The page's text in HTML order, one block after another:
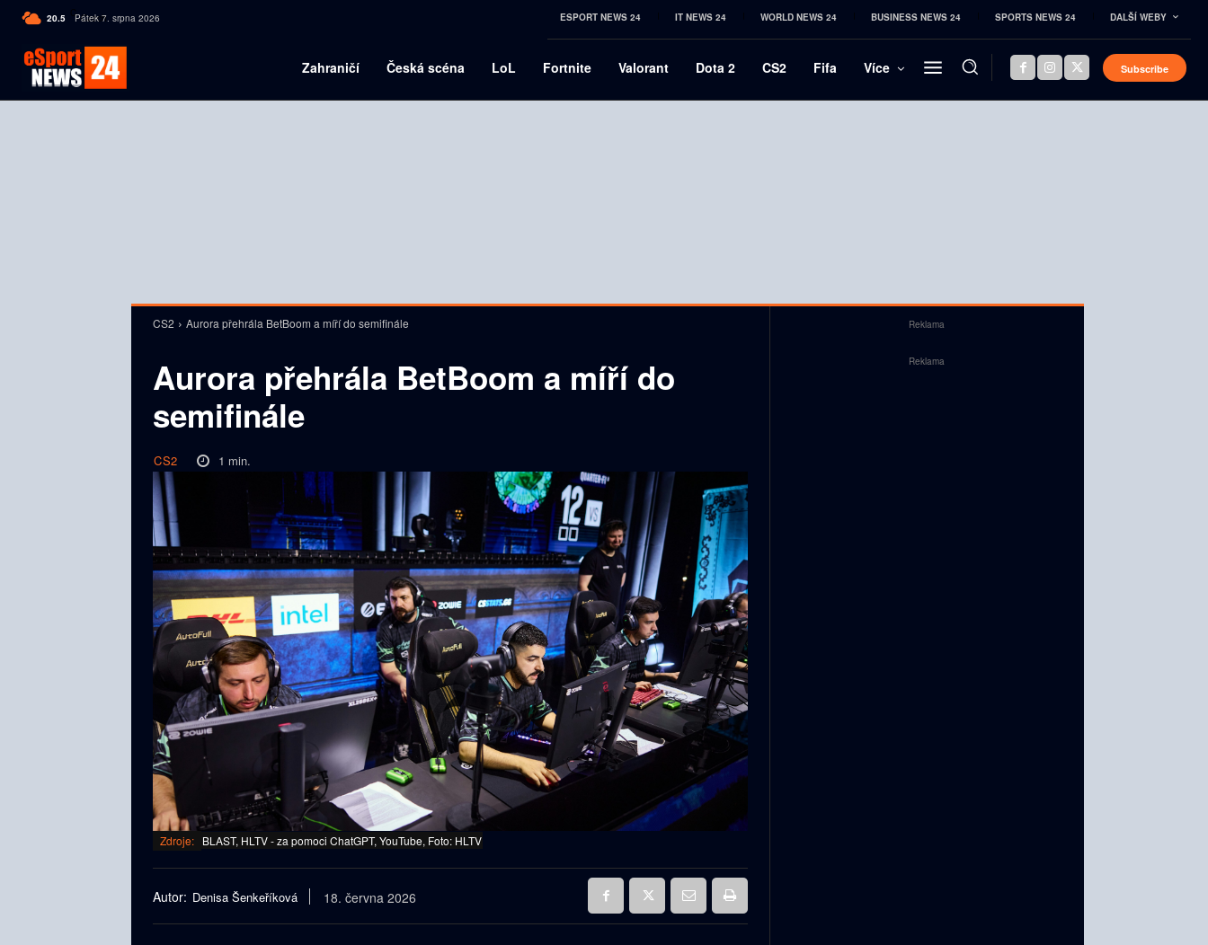
20.5 C Czech
Pátek 7. srpna 2026 ESPORT NEWS 24 IT NEWS 24 WORLD NEWS 24 BUSINESS NEWS 24 SPORTS NEWS 24 DALŠÍ WEBY
Zahraničí Česká scéna LoL Fortnite Valorant Dota 2 CS2 Fifa Více Subscribe
CS2 Aurora přehrála BetBoom a míří do semifinále
Aurora přehrála BetBoom a míří do
semifinále
CS2 1 min.
Zdroje: BLAST, HLTV - za pomoci ChatGPT, YouTube, Foto: HLTV
Autor: Denisa Šenkeříková 18. června 2026
Reklama
Reklama